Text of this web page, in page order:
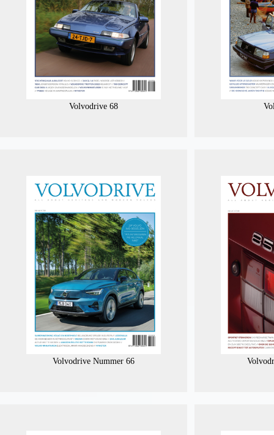
Volvodrive 68
Volvodrive Nummer 66